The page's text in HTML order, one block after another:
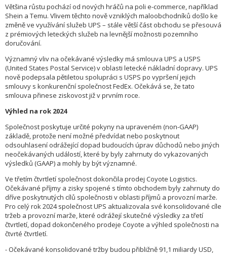
Většina růstu pochází od nových hráčů na poli e-commerce, například
Shein a Temu. Vlivem těchto nově vzniklých maloobchodníků došlo ke
změně ve využívání služeb UPS – stále větší část obchodu se přesouvá
z prémiových leteckých služeb na levnější možnosti pozemního
doručování.
Významný vliv na očekávané výsledky má smlouva UPS a USPS
(United States Postal Service) v oblasti letecké nákladní dopravy. UPS
nově podepsala pětiletou spolupráci s USPS po vypršení jejich
smlouvy s konkurenční společnost FedEx. Očekává se, že tato
smlouva přinese ziskovost již v prvním roce.
Výhled na rok 2024
Společnost poskytuje určité pokyny na upraveném (non-GAAP)
základě, protože není možné předvídat nebo poskytnout
odsouhlasení odrážející dopad budoucích úprav důchodů nebo jiných
neočekávaných událostí, které by byly zahrnuty do vykazovaných
výsledků (GAAP) a mohly by být významné.
Ve třetím čtvrtletí společnost dokončila prodej Coyote Logistics.
Očekávané příjmy a zisky spojené s tímto obchodem byly zahrnuty do
dříve poskytnutých cílů společnosti v oblasti příjmů a provozní marže.
Pro celý rok 2024 společnost UPS aktualizovala své konsolidované cíle
tržeb a provozní marže, které odrážejí skutečné výsledky za třetí
čtvrtletí, dopad dokončeného prodeje Coyote a výhled společnosti na
čtvrté čtvrtletí.
- Očekávané konsolidované tržby budou přibližně 91,1 miliardy USD,